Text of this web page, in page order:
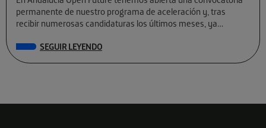
permanente de nuestro programa de aceleración y, tras
recibir numerosas candidaturas los últimos meses, ya
SEGUIR LEYENDO